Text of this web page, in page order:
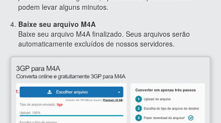
podem levar alguns minutos.
Baixe seu arquivo M4A
Baixe seu arquivo M4A finalizado. Seus arquivos serão
automaticamente excluídos de nossos servidores.